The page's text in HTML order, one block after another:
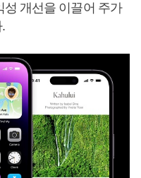
개선을 이끌어 주가